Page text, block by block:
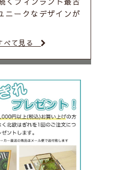
ニークなデザインが
べて見る